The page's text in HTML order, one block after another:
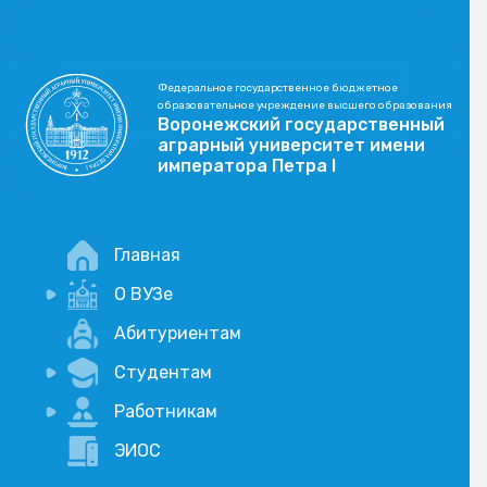
Федеральное государственное бюджетное
образовательное учреждение высшего образования
Воронежский государственный
аграрный университет имени
императора Петра I
Главная
О ВУЗе
Новости
Учебный процесс
Научная деятельность
Абитуриентам
Студентам
Портал дистанционого обучения
Академические отпуска
Работникам
Внимание, опрос!
ЭИОС